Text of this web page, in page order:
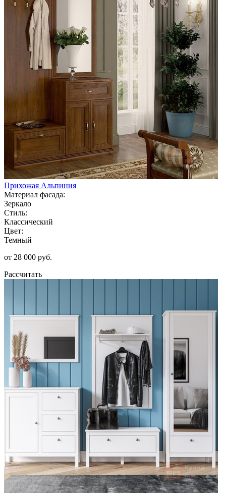
Прихожая Альпиния
Материал фасада:
Зеркало
Стиль:
Классический
Цвет:
Темный
от 28 000 руб.
Рассчитать